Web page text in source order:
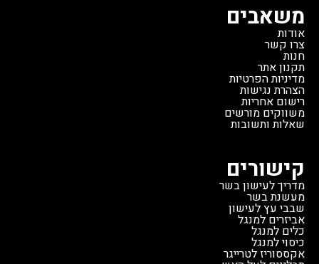
משאבים
אודות
צרו קשר
חנות
תקנון אתר
מדיניות הפרטיות
הצהרת נגישות
רישום אחריות
משווקים מורשים
שאלות ותשובות
קישורים
מדריך לעישון בשר
מעשנת בשר
שבבי עץ לעישון
אביזרים למנגל
כלים למנגל
כיסוי למנגל
אקססוריז לטרייגר